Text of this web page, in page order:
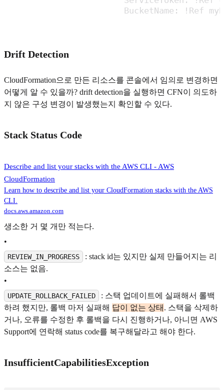
BucketName: !Ref
Drift Detection
CloudFormation으로 만든 리소스를 콘솔에서 임의로 변경하면
어떻게 알 수 있을까? drift detection을 실행하면 CFN이 의도하
지 않은 구성 변경이 발생했는지 확인할 수 있다.
Stack Status Code
Describe and list your stacks with the AWS CLI - AWS
CloudFormation
Learn how to describe and list your CloudFormation stacks with the AWS
CLI.
docs.aws.amazon.com
생소한 거 몇 개만 적는다.
•
REVIEW_IN_PROGRESS
: stack id는 있지만 실제 만들어지는 리
소스는 없음.
•
UPDATE_ROLLBACK_FAILED
: 스택 업데이트에 실패해서 롤백
하려 했지만, 롤백 마저 실패해 답이 없는 상태 . 스택을 삭제하
거나, 오류를 수정한 후 롤백을 다시 진행하거나, 아니면 AWS
Support에 연락해 status code를 복구해달라고 해야 한다.
InsufficientCapabilitiesException